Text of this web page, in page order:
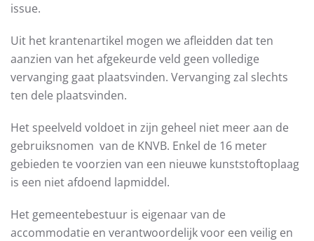
issue.
Uit het krantenartikel mogen we afleidden dat ten
aanzien van het afgekeurde veld geen volledige
vervanging gaat plaatsvinden. Vervanging zal slechts
ten dele plaatsvinden.
Het speelveld voldoet in zijn geheel niet meer aan de
gebruiksnomen van de KNVB. Enkel de 16 meter
gebieden te voorzien van een nieuwe kunststoftoplaag
is een niet afdoend lapmiddel.
Het gemeentebestuur is eigenaar van de
accommodatie en verantwoordelijk voor een veilig en